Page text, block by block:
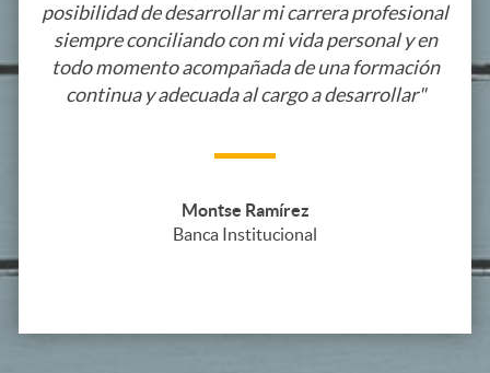
posibilidad de desarrollar mi carrera profesional
siempre conciliando con mi vida personal y en
todo momento acompañada de una formación
continua y adecuada al cargo a desarrollar"
Montse Ramírez
Banca Institucional